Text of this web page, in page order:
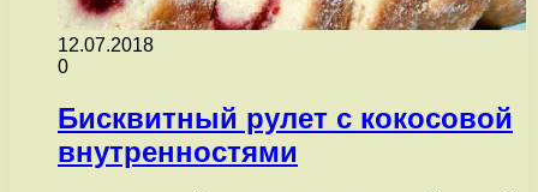
12.07.2018
0
Бисквитный рулет с кокосовой
внутренностями